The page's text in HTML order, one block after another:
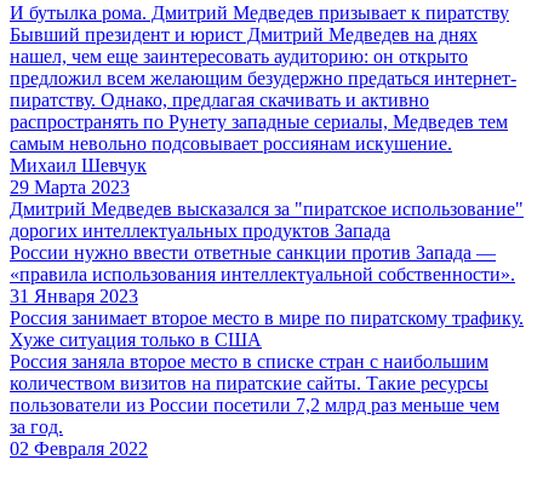
И бутылка рома. Дмитрий Медведев призывает к пиратству
Бывший президент и юрист Дмитрий Медведев на днях
нашел, чем еще заинтересовать аудиторию: он открыто
предложил всем желающим безудержно предаться интернет-
пиратству. Однако, предлагая скачивать и активно
распространять по Рунету западные сериалы, Медведев тем
самым невольно подсовывает россиянам искушение.
Михаил Шевчук
29 Марта 2023
Дмитрий Медведев высказался за "пиратское использование"
дорогих интеллектуальных продуктов Запада
России нужно ввести ответные санкции против Запада —
«правила использования интеллектуальной собственности».
31 Января 2023
Россия занимает второе место в мире по пиратскому трафику.
Хуже ситуация только в США
Россия заняла второе место в списке стран с наибольшим
количеством визитов на пиратские сайты. Такие ресурсы
пользователи из России посетили 7,2 млрд раз меньше чем
за год.
02 Февраля 2022